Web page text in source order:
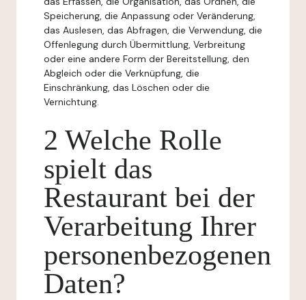
Speicherung, die Anpassung oder Veränderung,
das Auslesen, das Abfragen, die Verwendung, die
Offenlegung durch Übermittlung, Verbreitung
oder eine andere Form der Bereitstellung, den
Abgleich oder die Verknüpfung, die
Einschränkung, das Löschen oder die
Vernichtung.
2 Welche Rolle
spielt das
Restaurant bei der
Verarbeitung Ihrer
personenbezogenen
Daten?